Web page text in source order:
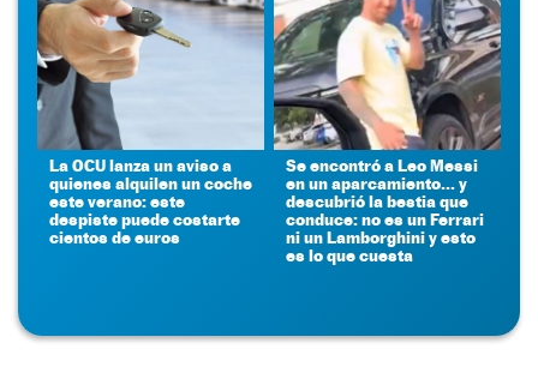
La OCU lanza un aviso a
quienes alquilen un coche
este verano: este
despiste puede costarte
cientos de euros
Se encontró a Leo Messi
en un aparcamiento... y
descubrió la bestia que
conduce: no es un Ferrari
ni un Lamborghini y esto
es lo que cuesta